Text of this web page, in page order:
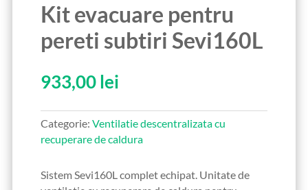
Kit evacuare pentru
pereti subtiri Sevi160L
933,00 lei
Categorie:Ventilatie descentralizata cu
recuperare de caldura
Sistem Sevi160L complet echipat. Unitate de